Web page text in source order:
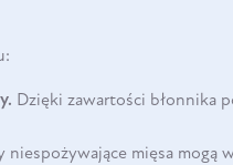
Dzięki zawartości błonnika
niespożywające mięsa mogą